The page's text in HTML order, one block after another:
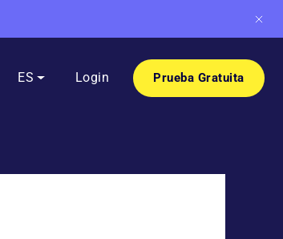
ES Login Prueba Gratuita